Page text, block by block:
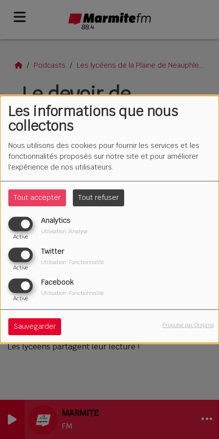
Les informations que nous
collectons
Nous utilisons des cookies pour fournir les services et les
fonctionnalités proposés sur notre site et pour améliorer
l'expérience de nos utilisateurs.
Tout accepter Tout refuser
Analytics
Activé
Utilisation: Analyse
Twitter
Activé
Utilisation: Fonctionnalité
Facebook
Activé
Utilisation: Fonctionnalité
Sauvegarder Propulsé par Orejime
MARMITE
FM
Podcasts Les lycéens de la Plaine de Neauphle
Le devoir de
mémoire
Écouter le podcast
Télécharger le podcast
Les lycéens partagent leur lecture !